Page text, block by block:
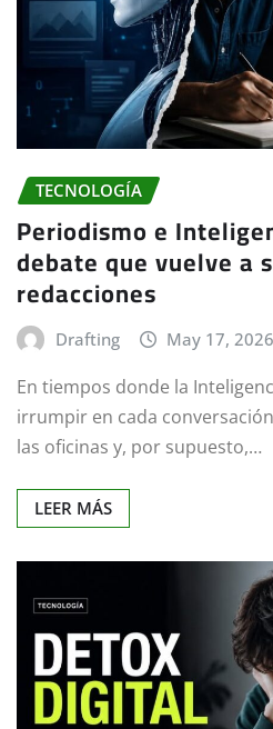
TECNOLOGÍA
Periodismo e
debate que vuelve a
redacciones
Drafting May 17, 2026
En tiempos donde la
irrumpir en cada
las oficinas y, por supuesto,…
LEER MÁS